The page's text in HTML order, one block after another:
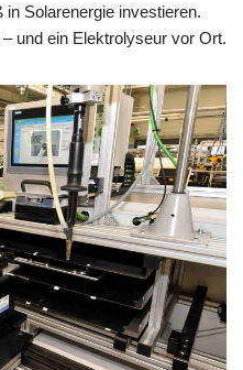
Solarenergie investieren.
und ein Elektrolyseur vor Ort.